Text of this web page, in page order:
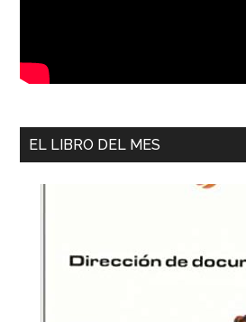
EL LIBRO DEL MES